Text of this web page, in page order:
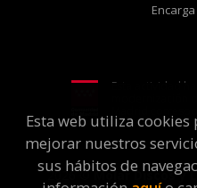
Esta actividad
2026 ©Molar Discos y
Esta web utiliza
mejorar nuestros
sus hábitos de